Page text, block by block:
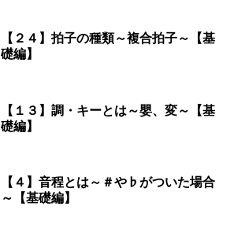
【２４】拍子の種類～複合拍子～【基
礎編】
【１３】調・キーとは～嬰、変～【基
礎編】
【４】音程とは～＃や♭がついた場合
～【基礎編】